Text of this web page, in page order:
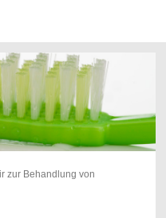
zur Behandlung von